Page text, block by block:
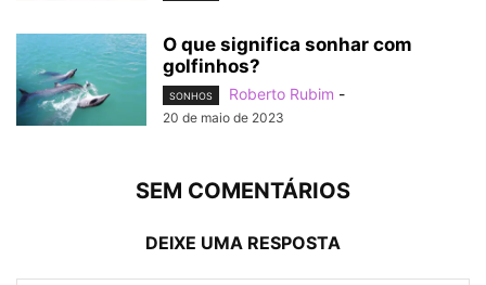
O que significa sonhar com
golfinhos?
SONHOS Roberto Rubim -
20 de maio de 2023
SEM COMENTÁRIOS
DEIXE UMA RESPOSTA